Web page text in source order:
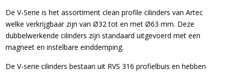
De V-Serie is het assortiment clean profile cilinders van Artec
welke verkrijgbaar zijn van Ø32 tot en met Ø63 mm. Deze
dubbelwerkende cilinders zijn standaard uitgevoerd met een
magneet en instelbare einddemping.
De V-serie cilinders bestaan uit RVS 316 profielbuis en hebben